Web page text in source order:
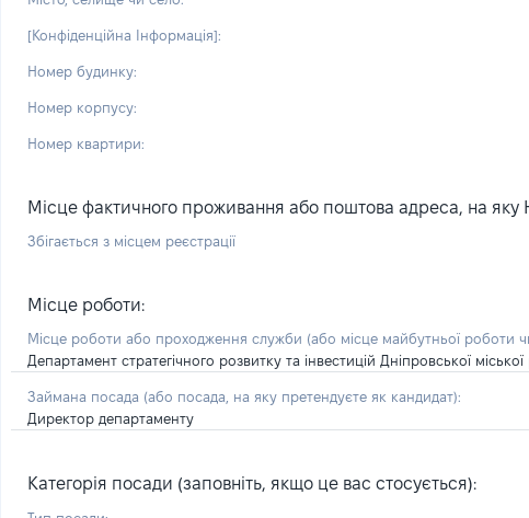
[Конфіденційна Інформація]:
Номер будинку:
Номер корпусу:
Номер квартири:
Місце фактичного проживання або поштова адреса, на яку
Збігається з місцем реєстрації
Місце роботи:
Місце роботи або проходження служби (або місце майбутньої роботи
Департамент стратегічного розвитку та інвестицій Дніпровської міської
Займана посада (або посада, на яку претендуєте як кандидат):
Директор департаменту
Категорія посади (заповніть, якщо це вас стосується):